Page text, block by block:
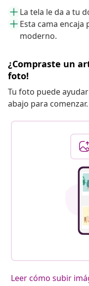
La tela le da a tu
Esta cama
moderno.
¿Compraste un
foto!
Tu foto puede
abajo para comenzar.
Leer cómo subir